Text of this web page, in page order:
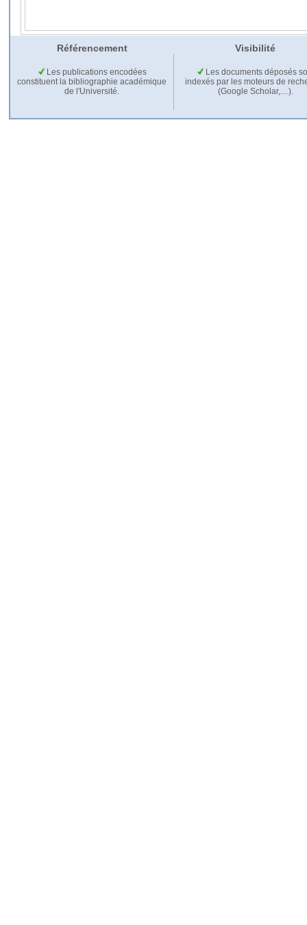
Référencement Visibilité
Les publications encodées
constituent la bibliographie académique
de l'Université.
Les documents déposés
indexés par les moteurs de
(Google Scholar,…).